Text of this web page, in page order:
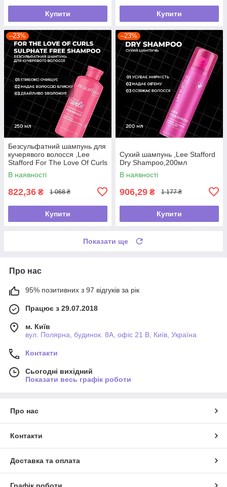
Купити Купити
–23%
Безсульфатний шампунь для
кучерявого волосся ,Lee
Stafford For The Love Of Curls
Shampoo,250мл
В наявності
822,36 ₴ 1 068 ₴
Купити
–23%
Сухий шампунь ,Lee Stafford
Dry Shampoo,200мл
В наявності
906,29 ₴ 1 177 ₴
Купити
Показати ще
Про нас
95% позитивних з 97 відгуків за рік
Працює з 29.07.2018
м. Київ
вул. Полярна, будинок. 8А, офіс 21 В, Київ, Україна
Контакти
Сьогодні вихідний
Показати весь графік роботи
Про нас
Контакти
Доставка та оплата